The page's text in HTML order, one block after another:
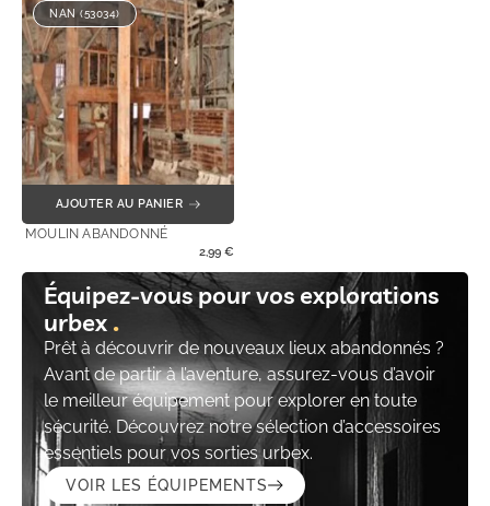
NAN (53034)
AJOUTER AU PANIER
MOULIN ABANDONNÉ
2,99 €
Équipez-vous pour vos explorations
urbex
Prêt à découvrir de nouveaux lieux abandonnés ?
Avant de partir à l’aventure, assurez-vous d’avoir
le meilleur équipement pour explorer en toute
sécurité. Découvrez notre sélection d’accessoires
essentiels pour vos sorties urbex.
VOIR LES ÉQUIPEMENTS